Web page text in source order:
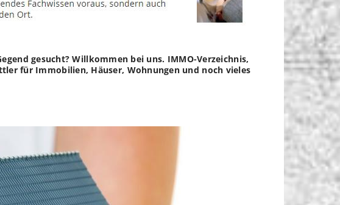
gesucht? Willkommen bei uns. IMMO-Verzeichnis,
für Immobilien, Häuser, Wohnungen und noch vieles